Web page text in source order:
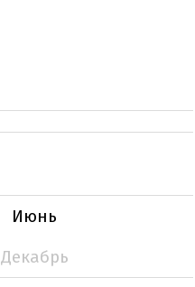
Июнь
Декабрь